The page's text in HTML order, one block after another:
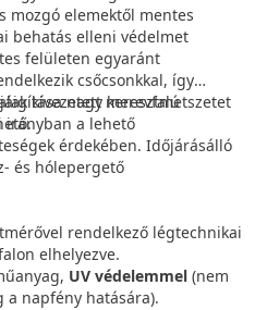
mozgó elemektől mentes
behatás elleni védelmet
felületen egyaránt
csőcsonkkal, így
kivezetett merevfalú
nagy keresztmetszetet
irányban a lehető
érdekében. Időjárásálló
és hólepergető
rendelkező légtechnikai
elhelyezve.
UV védelemmel (nem
napfény hatására).